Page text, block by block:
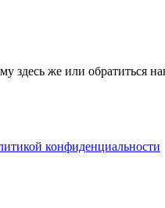
здесь же или обратиться
конфиденциальности